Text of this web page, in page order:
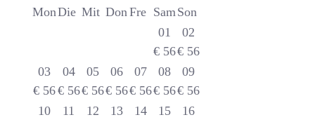
MonDie Mit DonFre SamSon
01
€ 56
02
€ 56
03
€ 56
04
€ 56
05
€ 56
06
€ 56
07
€ 56
08
€ 56
09
€ 56
10
11
12
13
14
15
16